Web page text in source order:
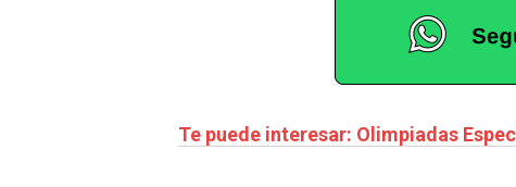
Te puede interesar: Olimpiadas